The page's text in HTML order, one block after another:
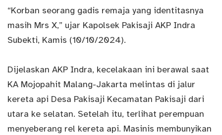
“Korban seorang gadis remaja yang identitasnya
masih Mrs X,” ujar Kapolsek Pakisaji AKP Indra
Subekti, Kamis (10/10/2024).
Dijelaskan AKP Indra, kecelakaan ini berawal saat
KA Mojopahit Malang-Jakarta melintas di jalur
kereta api Desa Pakisaji Kecamatan Pakisaji dari
utara ke selatan. Setelah itu, terlihat perempuan
menyeberang rel kereta api. Masinis membunyikan